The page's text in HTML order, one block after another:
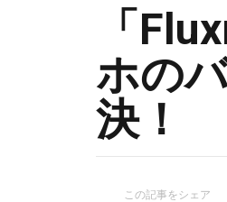
「
ホの
決！
この記事をシェア